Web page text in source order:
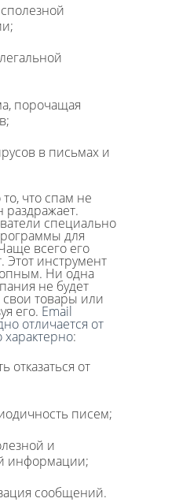
порочащая
в письмах и
что спам не
специально
для
всего его
Этот инструмент
Ни одна
не будет
товары или
его. Email
отличается от
характерно:
отказаться от
писем;
и
информации;
сообщений.